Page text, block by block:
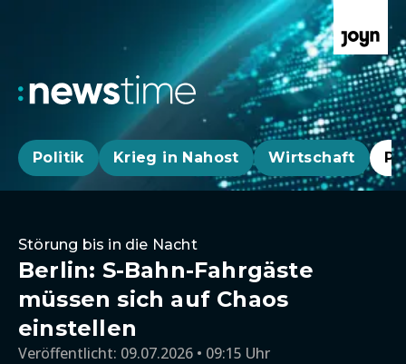
Politik Krieg in Nahost Wirtschaft
Störung bis in die Nacht
Berlin: S-Bahn-Fahrgäste
müssen sich auf Chaos
einstellen
Veröffentlicht: 09.07.2026 • 09:15 Uhr